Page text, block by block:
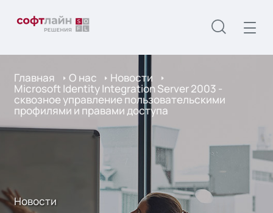
Главная О нас Новости
Microsoft Identity Integration Server 2003 -
сквозное управление пользовательскими
профилями и правами доступа
Новости